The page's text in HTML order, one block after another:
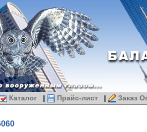
Каталог | Прайс-лист | Заказ